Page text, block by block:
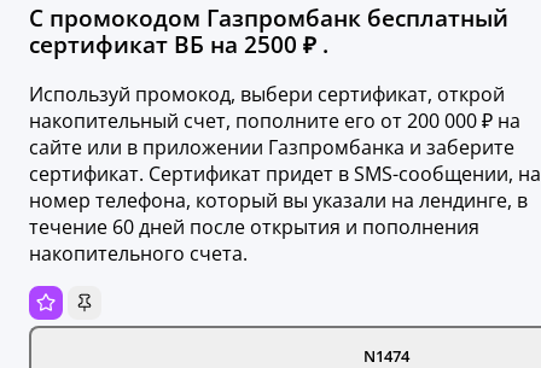
С промокодом Газпромбанк бесплатный
сертификат ВБ на 2500 ₽ .
Используй промокод, выбери сертификат, открой
накопительный счет, пополните его от 200 000 ₽ на
сайте или в приложении Газпромбанка и заберите
сертификат. Сертификат придет в SMS-сообщении, на
номер телефона, который вы указали на лендинге, в
течение 60 дней после открытия и пополнения
накопительного счета.
N1474